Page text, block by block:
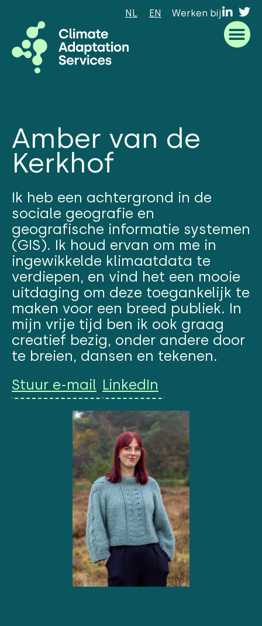
NL EN Werken bij
Amber van de
Kerkhof
Ik heb een achtergrond in de
sociale geografie en
geografische informatie systemen
(GIS). Ik houd ervan om me in
ingewikkelde klimaatdata te
verdiepen, en vind het een mooie
uitdaging om deze toegankelijk te
maken voor een breed publiek. In
mijn vrije tijd ben ik ook graag
creatief bezig, onder andere door
te breien, dansen en tekenen.
Stuur e-mail LinkedIn